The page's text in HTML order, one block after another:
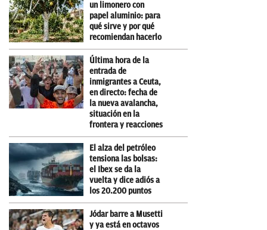
un limonero con
papel aluminio: para
qué sirve y por qué
recomiendan hacerlo
Última hora de la
entrada de
inmigrantes a Ceuta,
en directo: fecha de
la nueva avalancha,
situación en la
frontera y reacciones
El alza del petróleo
tensiona las bolsas:
el Ibex se da la
vuelta y dice adiós a
los 20.200 puntos
Jódar barre a Musetti
y ya está en octavos